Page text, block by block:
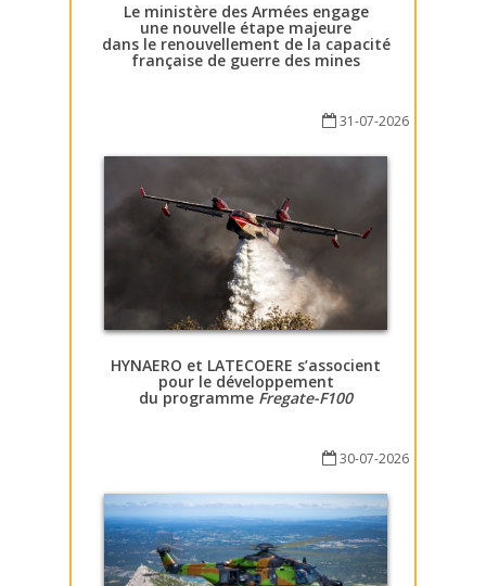
Le ministère des Armées engage
une nouvelle étape majeure
dans le renouvellement de la capacité
française de guerre des mines
31-07-2026
HYNAERO et LATECOERE s’associent
pour le développement
du programme Fregate-F100
30-07-2026